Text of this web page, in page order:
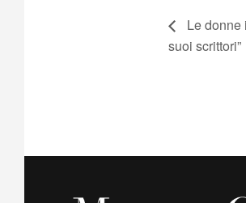
Le donne
suoi scrittori”